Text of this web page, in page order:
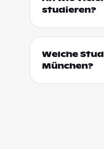
studieren?
Welche
München?